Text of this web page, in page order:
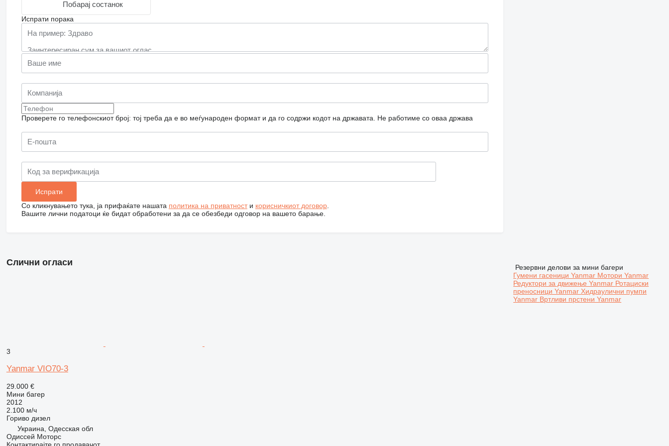
Побарај состанок
Испрати порака
Проверете го телефонскиот број: тој треба да е во меѓународен формат и да го содржи кодот на државата. Не работиме со оваа држава
Со кликнувањето тука, ја прифаќате нашата политика на приватности корисничкиот договор.
Вашите лични податоци ќе бидат обработени за да се обезбеди одговор на вашето барање.
Слични огласи
3
Yanmar VIO70-3
29.000 €
Мини багер
2012
2.100 м/ч
Гориво дизел
Украина, Одесская обл
Одиссей Моторс
Контактирајте го продавачот
Резервни делови за мини багери
Гумени гасеници Yanmar Мотори Yanmar
Редуктори за движење Yanmar Ротациски
преносници Yanmar Хидраулични пумпи
Yanmar Вртливи прстени Yanmar